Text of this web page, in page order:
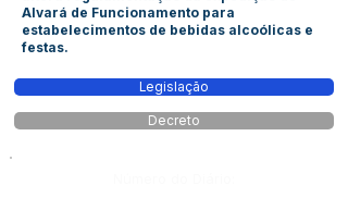
Alvará de Funcionamento para
estabelecimentos de bebidas alcoólicas e
festas.
Legislação
Decreto